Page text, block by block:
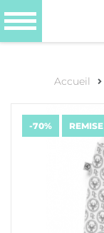
Accueil
-70% REMISE